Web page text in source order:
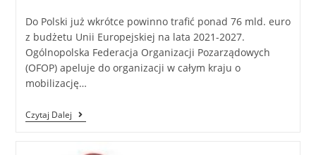
Do Polski już wkrótce powinno trafić ponad 76 mld. euro
z budżetu Unii Europejskiej na lata 2021-2027.
Ogólnopolska Federacja Organizacji Pozarządowych
(OFOP) apeluje do organizacji w całym kraju o
mobilizację…
Czytaj Dalej